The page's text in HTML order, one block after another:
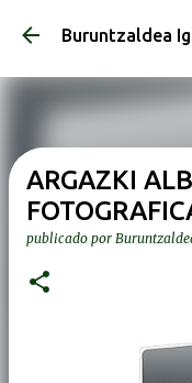
Ir al
Buruntzaldea
ARGAZKI
publicado por